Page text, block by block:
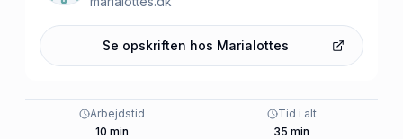
Se opskriften hos Marialottes
Arbejdstid
10 min
Tid i alt
35 min